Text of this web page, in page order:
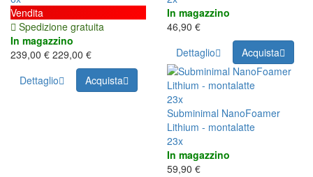
Vendita
Spedizione gratuita
In magazzino
239,00 € 229,00 €
Dettaglio
Acquista
In magazzino
46,90 €
Dettaglio
Acquista
23x
Subminimal NanoFoamer
Lithium - montalatte
23x
In magazzino
59,90 €